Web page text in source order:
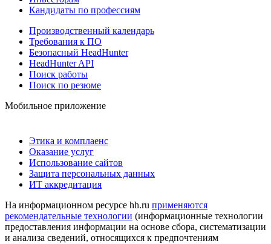
Кандидаты по профессиям
Производственный календарь
Требования к ПО
Безопасный HeadHunter
HeadHunter API
Поиск работы
Поиск по резюме
Мобильное приложение
Этика и комплаенс
Оказание услуг
Использование сайтов
Защита персональных данных
ИТ аккредитация
На информационном ресурсе hh.ru применяются
рекомендательные технологии (информационные технологии
предоставления информации на основе сбора, систематизации
и анализа сведений, относящихся к предпочтениям